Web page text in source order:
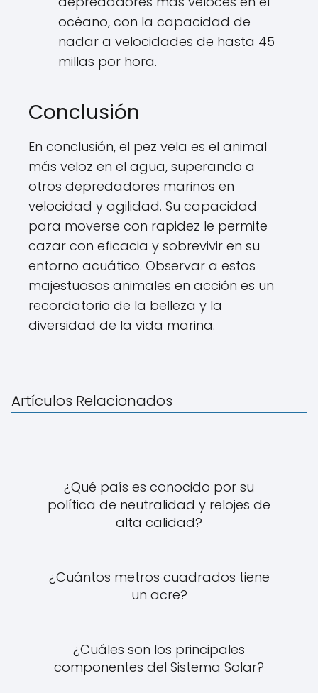
océano, con la capacidad de
nadar a velocidades de hasta 45
millas por hora.
Conclusión
En conclusión, el pez vela es el animal
más veloz en el agua, superando a
otros depredadores marinos en
velocidad y agilidad. Su capacidad
para moverse con rapidez le permite
cazar con eficacia y sobrevivir en su
entorno acuático. Observar a estos
majestuosos animales en acción es un
recordatorio de la belleza y la
diversidad de la vida marina.
Artículos Relacionados
¿Qué país es conocido por su
política de neutralidad y relojes de
alta calidad?
¿Cuántos metros cuadrados tiene
un acre?
¿Cuáles son los principales
componentes del Sistema Solar?